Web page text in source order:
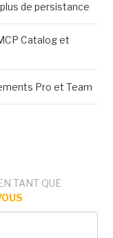
de persistance
Catalog et
Pro et Team
TANT QUE